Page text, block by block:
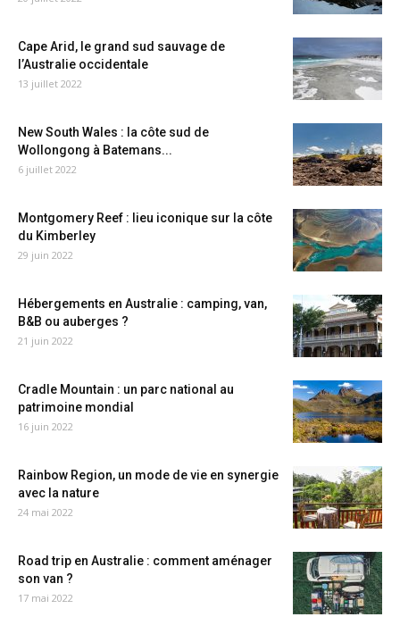
Cape Arid, le grand sud sauvage de
l’Australie occidentale
13 juillet 2022
New South Wales : la côte sud de
Wollongong à Batemans...
6 juillet 2022
Montgomery Reef : lieu iconique sur la côte
du Kimberley
29 juin 2022
Hébergements en Australie : camping, van,
B&B ou auberges ?
21 juin 2022
Cradle Mountain : un parc national au
patrimoine mondial
16 juin 2022
Rainbow Region, un mode de vie en synergie
avec la nature
24 mai 2022
Road trip en Australie : comment aménager
son van ?
17 mai 2022